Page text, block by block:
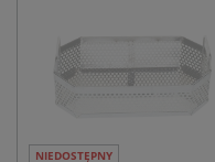
NIEDOSTĘPNY